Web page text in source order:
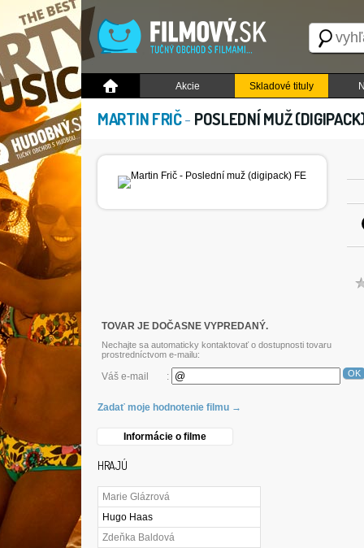
Akcie Skladové tituly
MARTIN FRIČ- POSLEDNÍ MUŽ
TOVAR JE DOČASNE VYPREDANÝ.
Nechajte sa automaticky kontaktovať o dostupnosti tovaru
prostredníctvom e-mailu:
Váš e-mail : OK
Zadať moje hodnotenie filmu →
Informácie o filme
HRAJÚ
Marie Glázrová
Hugo Haas
Zdeňka Baldová